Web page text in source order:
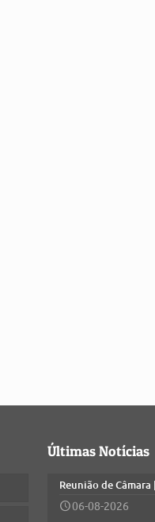
Últimas Notícias
Reunião de Câmara
06-08-2026